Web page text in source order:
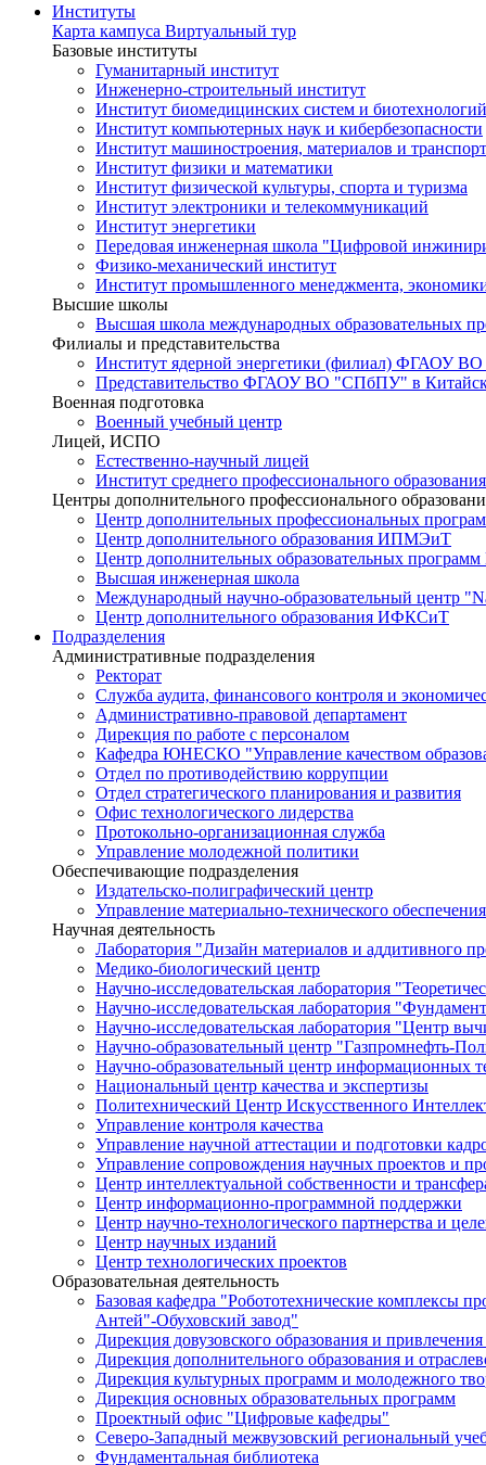
Институты
Карта кампуса Виртуальный тур
Базовые институты
Гуманитарный институт
Инженерно-строительный институт
Институт биомедицинских систем и биотехнологий
Институт компьютерных наук и кибербезопасности
Институт машиностроения, материалов и
Институт физики и математики
Институт физической культуры, спорта и туризма
Институт электроники и телекоммуникаций
Институт энергетики
Передовая инженерная школа "Цифровой
Физико-механический институт
Институт промышленного менеджмента,
Высшие школы
Высшая школа международных образовательных
Филиалы и представительства
Институт ядерной энергетики (филиал) ФГАОУ
Представительство ФГАОУ ВО "СПбПУ" в
Военная подготовка
Военный учебный центр
Лицей, ИСПО
Естественно-научный лицей
Институт среднего профессионального образования
Центры дополнительного профессионального
Центр дополнительных профессиональных
Центр дополнительного образования ИПМЭиТ
Центр дополнительных образовательных
Высшая инженерная школа
Международный научно-образовательный центр
Центр дополнительного образования ИФКСиТ
Подразделения
Административные подразделения
Ректорат
Служба аудита, финансового контроля и
Административно-правовой департамент
Дирекция по работе с персоналом
Кафедра ЮНЕСКО "Управление качеством
Отдел по противодействию коррупции
Отдел стратегического планирования и развития
Офис технологического лидерства
Протокольно-организационная служба
Управление молодежной политики
Обеспечивающие подразделения
Издательско-полиграфический центр
Управление материально-технического обеспечения
Научная деятельность
Лаборатория "Дизайн материалов и аддитивного
Медико-биологический центр
Научно-исследовательская лаборатория
Научно-исследовательская лаборатория
Научно-исследовательская лаборатория "Центр
Научно-образовательный центр "Газпромнефть-
Научно-образовательный центр информационных
Национальный центр качества и экспертизы
Политехнический Центр Искусственного
Управление контроля качества
Управление научной аттестации и подготовки
Управление сопровождения научных проектов и
Центр интеллектуальной собственности и
Центр информационно-программной поддержки
Центр научно-технологического партнерства и
Центр научных изданий
Центр технологических проектов
Образовательная деятельность
Базовая кафедра "Робототехнические комплексы
Антей"-Обуховский завод"
Дирекция довузовского образования и привлечения
Дирекция дополнительного образования и
Дирекция культурных программ и молодежного
Дирекция основных образовательных программ
Проектный офис "Цифровые кафедры"
Северо-Западный межвузовский региональный
Фундаментальная библиотека